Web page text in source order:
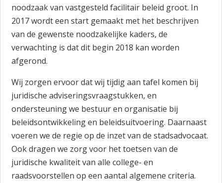
noodzaak van vastgesteld facilitair beleid groot. In
2017 wordt een start gemaakt met het beschrijven
van de gewenste noodzakelijke kaders, de
verwachting is dat dit begin 2018 kan worden
afgerond.
Wij zorgen ervoor dat wij tijdig aan tafel komen bij
juridische adviseringsvraagstukken, en
ondersteuning we bestuur en organisatie bij
beleidsontwikkeling en beleidsuitvoering. Daarnaast
voeren we de regie op de inzet van de stadsadvocaat.
Ook dragen we zorg voor het toetsen van de
juridische kwaliteit van alle college- en
raadsvoorstellen op een aantal algemene criteria.